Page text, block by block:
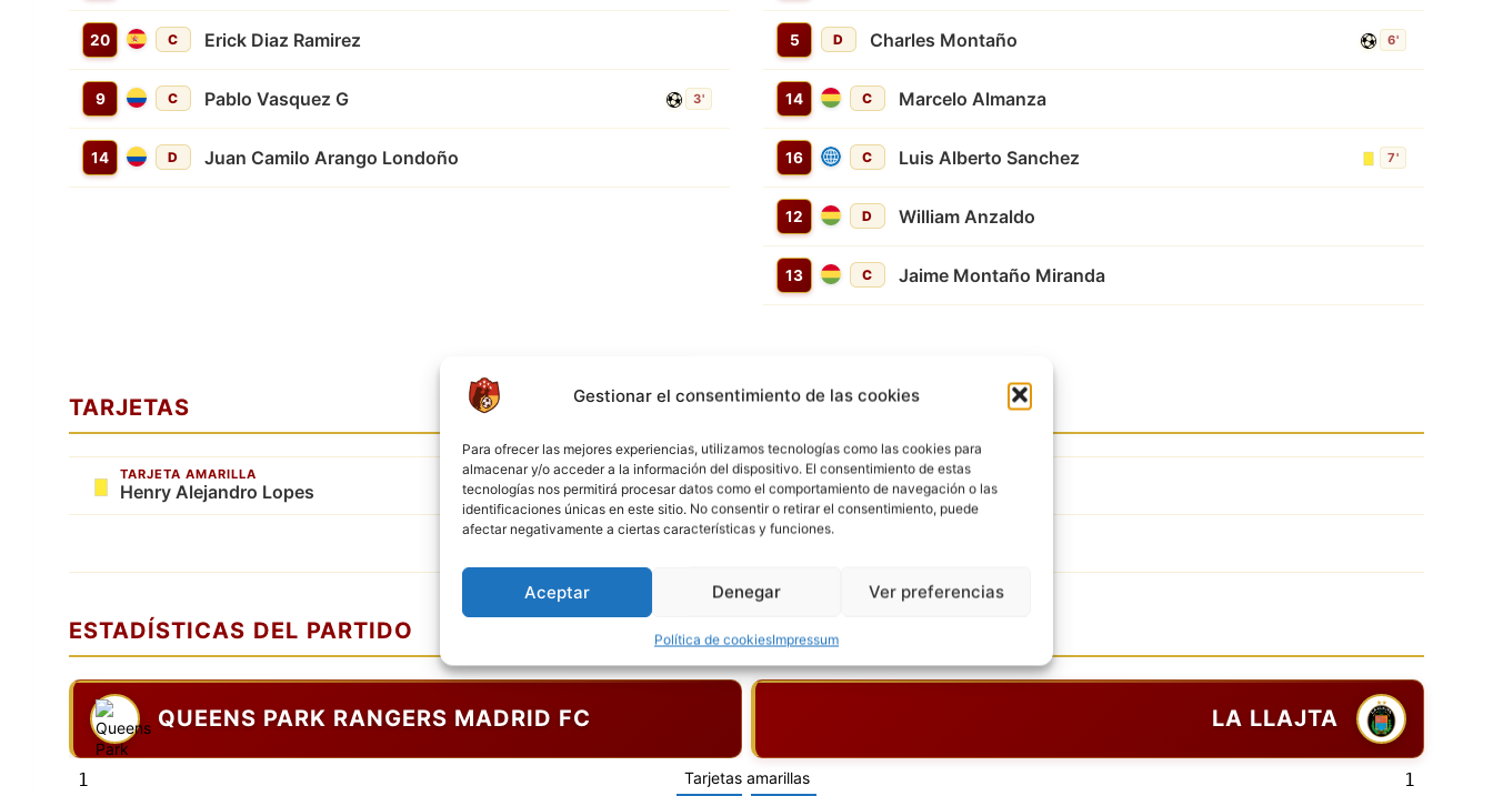
Gestionar el consentimiento de las cookies
Para ofrecer las mejores experiencias, utilizamos tecnologías como las cookies para
almacenar y/o acceder a la información del dispositivo. El consentimiento de estas
tecnologías nos permitirá procesar datos como el comportamiento de navegación o las
identificaciones únicas en este sitio. No consentir o retirar el consentimiento, puede
afectar negativamente a ciertas características y funciones.
Aceptar Denegar Ver preferencias
Política de cookiesImpressum
20 C Erick Diaz Ramirez
9 C Pablo Vasquez G 3'
14 D Juan Camilo Arango Londoño
5 D Charles Montaño 6'
14 C Marcelo Almanza
16 C Luis Alberto Sanchez 7'
12 D William Anzaldo
13 C Jaime Montaño Miranda
TARJETAS
TARJETA AMARILLA
Henry Alejandro Lopes 4'
TARJETA AMARILLA
ESTADÍSTICAS DEL PARTIDO
QUEENS PARK RANGERS MADRID FC LA LLAJTA
1 Tarjetas amarillas 1